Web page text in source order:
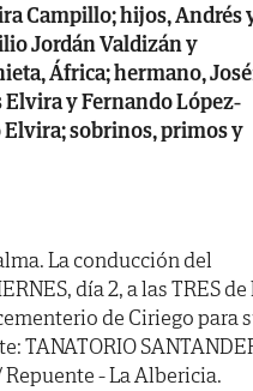
Campillo; hijos, Andrés
Jordán Valdizán y
África; hermano,
y Fernando López-
sobrinos, primos y
La conducción del
día 2, a las TRES de
de Ciriego para
TANATORIO
Repuente - La Albericia.